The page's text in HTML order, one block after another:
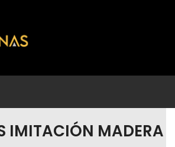
IMITACIÓN MADERA